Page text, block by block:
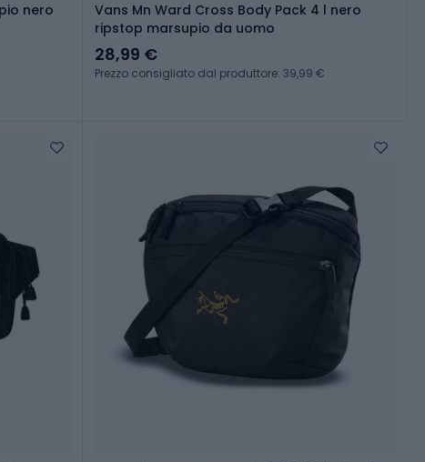
nero
Vans Mn Ward Cross Body Pack 4 l nero
ripstop marsupio da uomo
28,99 €
Prezzo consigliato dal produttore: 39,99 €